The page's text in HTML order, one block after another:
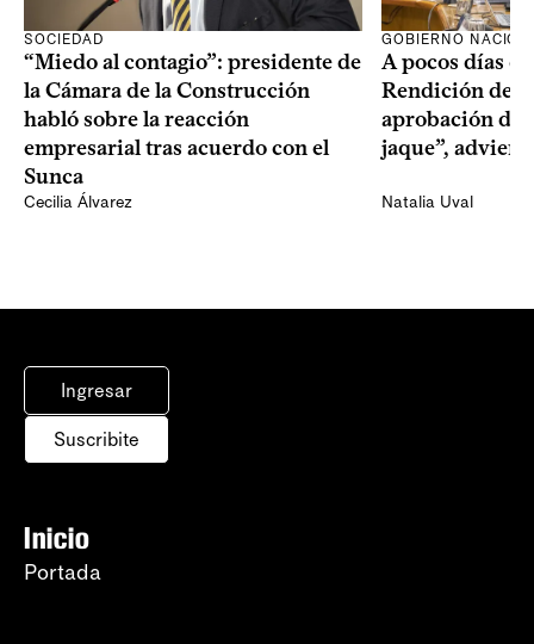
SOCIEDAD
“Miedo al contagio”: presidente de
la Cámara de la Construcción
habló sobre la reacción
empresarial tras acuerdo con el
Sunca
Cecilia Álvarez
GOBIERNO
A pocos días
Rendición de
aprobación del
jaque”,
Natalia Uval
Ingresar
Suscribite
Inicio
Portada